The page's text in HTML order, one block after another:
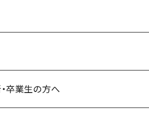
卒業生の方へ